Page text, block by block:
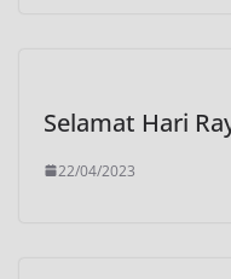
Selamat Hari
22/04/2023